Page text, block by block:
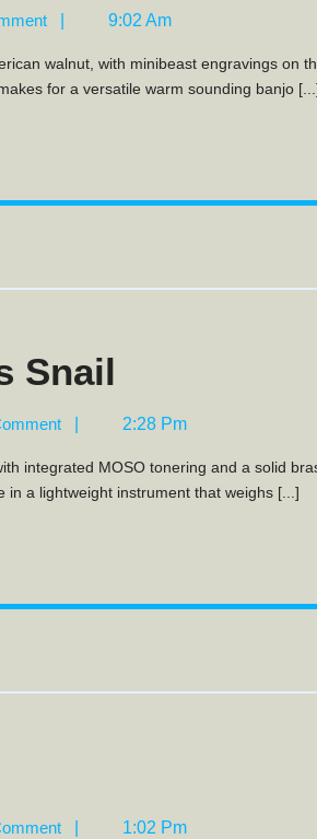
9:02 Am
for a versatile warm sounding banjo
Snail
2:28 Pm
a lightweight instrument that weighs [...]
1:02 Pm